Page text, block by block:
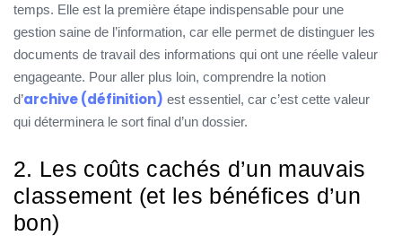
temps. Elle est la première étape indispensable pour une
gestion saine de l’information, car elle permet de distinguer les
documents de travail des informations qui ont une réelle valeur
engageante. Pour aller plus loin, comprendre la notion
d’archive (définition) est essentiel, car c’est cette valeur
qui déterminera le sort final d’un dossier.
2. Les coûts cachés d’un mauvais
classement (et les bénéfices d’un
bon)